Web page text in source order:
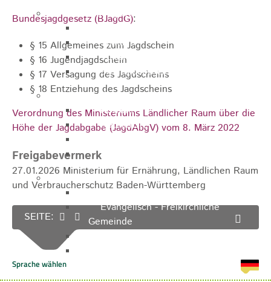
Betreuung & Bildung
Kindertagesstätten
Schulen
Volkshochschule
Stadtbibliothek
Gesundheit & Medizin
Notrufe
Notdienste
Apotheken
Kirchen
Evangelische St.-Ulrich-Kirche
Evangelisch - Freikirchliche
Gemeinde
Bundesjagdgesetz (BJagdG):
§ 15 Allgemeines zum Jagdschein
§ 16 Jugendjagdschein
§ 17 Versagung des Jagdscheins
§ 18 Entziehung des Jagdscheins
Verordnung des Ministeriums Ländlicher Raum über die
Höhe der Jagdabgabe (JagdAbgV) vom 8. März 2022
Freigabevermerk
27.01.2026 Ministerium für Ernährung, Ländlichen Raum
und Verbraucherschutz Baden-Württemberg
SEITE: